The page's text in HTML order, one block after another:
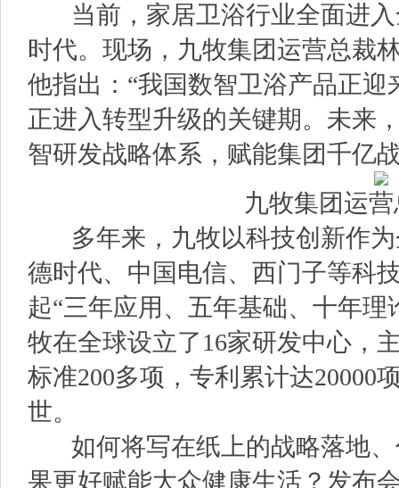
当前，家居卫浴行业全面进入
时代。现场，九牧集团运营总裁
他指出：“我国数智卫浴产品正
正进入转型升级的关键期。未来
智研发战略体系，赋能集团千亿
九牧集团运
多年来，九牧以科技创新作为
德时代、中国电信、西门子等科
起“三年应用、五年基础、十年
牧在全球设立了16家研发中心，
标准200多项，专利累计达20000
世。
如何将写在纸上的战略落地、
果更好赋能大众健康生活？发布